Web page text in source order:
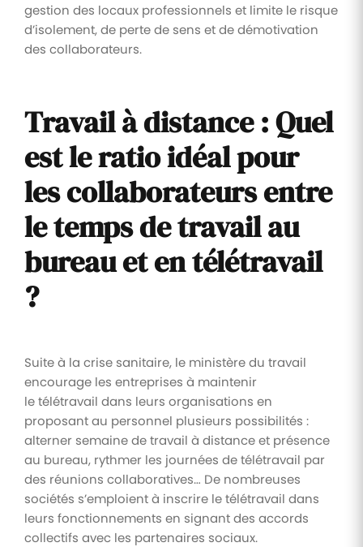
gestion des locaux professionnels et limite le risque
d’isolement, de perte de sens et de démotivation
des collaborateurs.
Travail à distance : Quel
est le ratio idéal pour
les collaborateurs entre
le temps de travail au
bureau et en télétravail
?
Suite à la crise sanitaire, le ministère du travail
encourage les entreprises à maintenir
le télétravail dans leurs organisations en
proposant au personnel plusieurs possibilités :
alterner semaine de travail à distance et présence
au bureau, rythmer les journées de télétravail par
des réunions collaboratives… De nombreuses
sociétés s’emploient à inscrire le télétravail dans
leurs fonctionnements en signant des accords
collectifs avec les partenaires sociaux.